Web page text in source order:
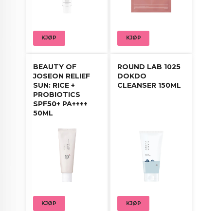
KJØP KJØP
BEAUTY OF
JOSEON RELIEF
SUN: RICE +
PROBIOTICS
SPF50+ PA++++
50ML
KJØP
ROUND LAB 1025
DOKDO
CLEANSER 150ML
KJØP